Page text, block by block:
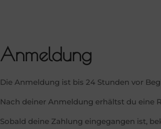
Anmeldung
Die Anmeldung ist bis 24 Stunden vor
Nach deiner Anmeldung erhältst du eine
Sobald deine Zahlung eingegangen ist,